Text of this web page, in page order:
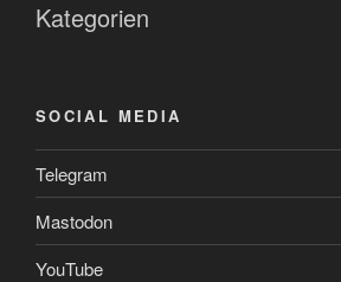
Kategorien
SOCIAL MEDIA
Telegram
Mastodon
YouTube